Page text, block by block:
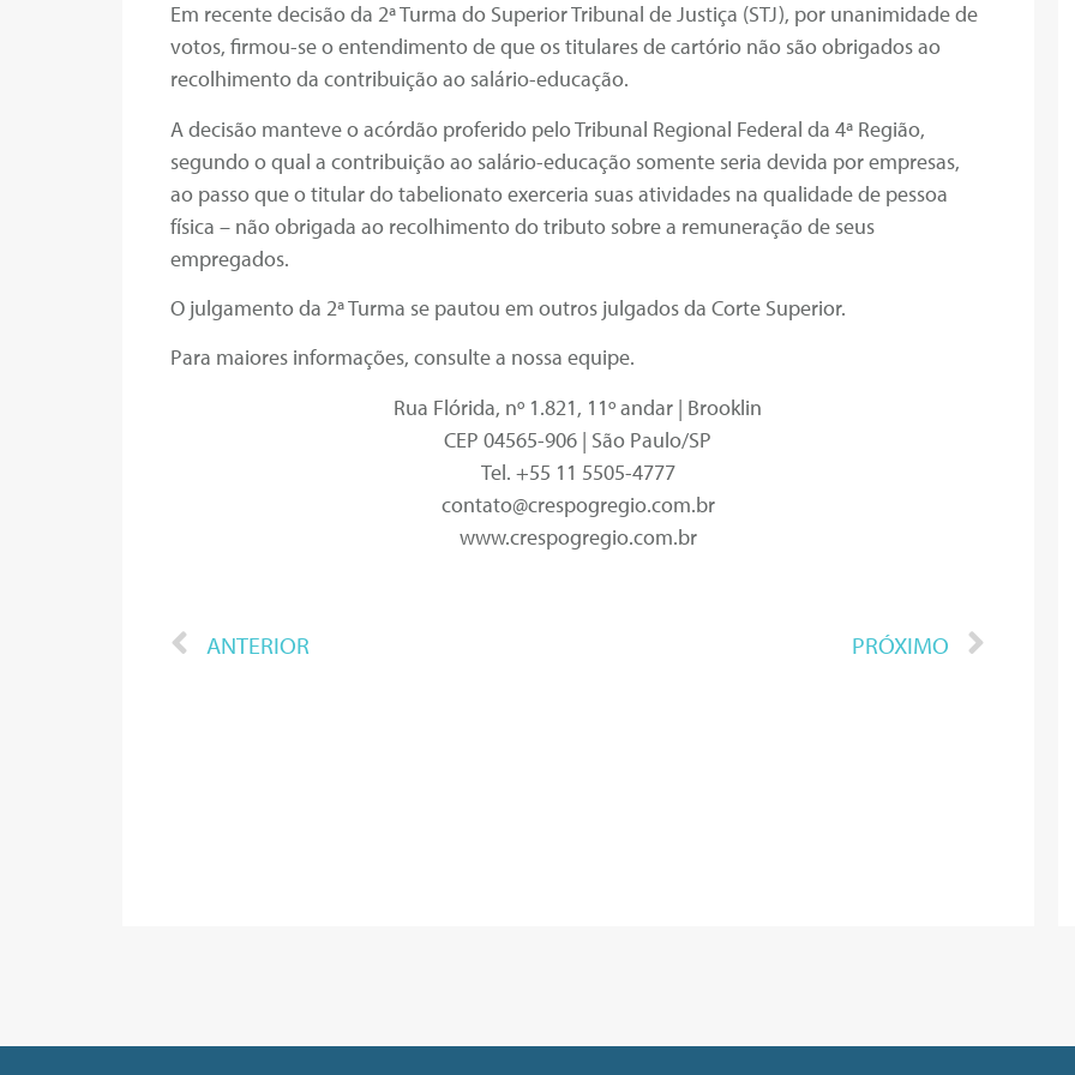
Em recente decisão da 2ª Turma do Superior Tribunal de Justiça (STJ), por unanimidade de
votos, firmou-se o entendimento de que os titulares de cartório não são obrigados ao
recolhimento da contribuição ao salário-educação.
A decisão manteve o acórdão proferido pelo Tribunal Regional Federal da 4ª Região,
segundo o qual a contribuição ao salário-educação somente seria devida por empresas,
ao passo que o titular do tabelionato exerceria suas atividades na qualidade de pessoa
física – não obrigada ao recolhimento do tributo sobre a remuneração de seus
empregados.
O julgamento da 2ª Turma se pautou em outros julgados da Corte Superior.
Para maiores informações, consulte a nossa equipe.
Rua Flórida, nº 1.821, 11º andar | Brooklin
CEP 04565-906 | São Paulo/SP
Tel. +55 11 5505-4777
contato@crespogregio.com.br
www.crespogregio.com.br
ANTERIOR PRÓXIMO